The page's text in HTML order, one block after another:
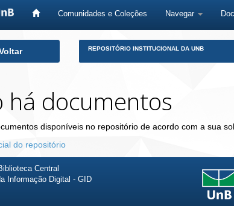
Comunidades e Coleções Navegar
REPOSITÓRIO INSTITUCIONAL DA UNB
há documentos
disponíveis no repositório de acordo com a sua
do repositório
Central
Informação Digital - GID